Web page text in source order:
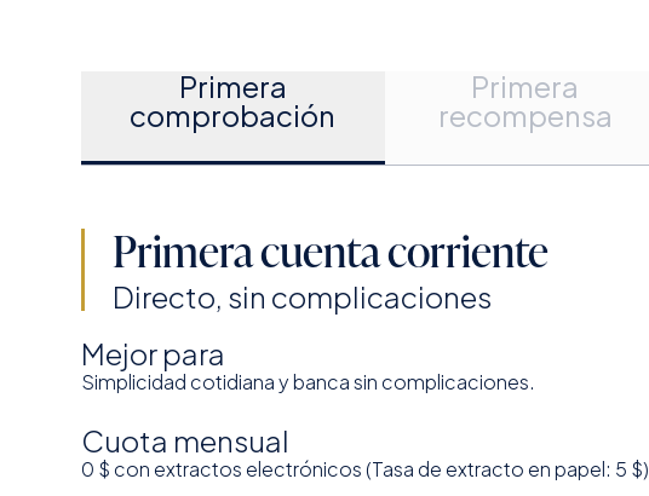
Primera
comprobación
Primera
recompensa
Primera cuenta corriente
Directo, sin complicaciones
Mejor para
Simplicidad cotidiana y banca sin complicaciones.
Cuota mensual
0 $ con extractos electrónicos (Tasa de extracto en papel: 5 $)